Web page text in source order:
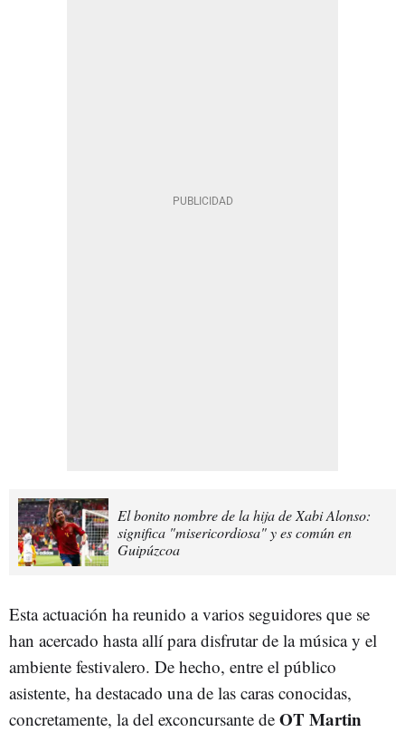
El bonito nombre de la hija de Xabi Alonso:
significa "misericordiosa" y es común en
Guipúzcoa
Esta actuación ha reunido a varios seguidores que se
han acercado hasta allí para disfrutar de la música y el
ambiente festivalero. De hecho, entre el público
asistente, ha destacado una de las caras conocidas,
concretamente, la del exconcursante de OT Martin